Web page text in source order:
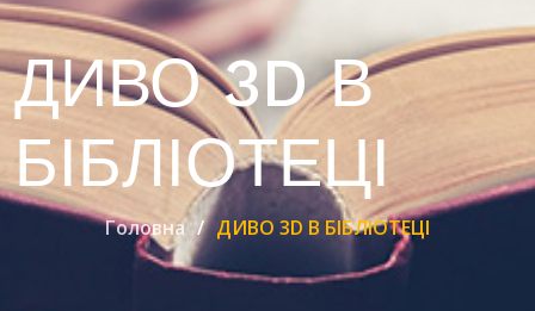
ДИВО 3D В
БІБЛІОТЕЦІ
Головна ДИВО 3D В БІБЛІОТЕЦІ